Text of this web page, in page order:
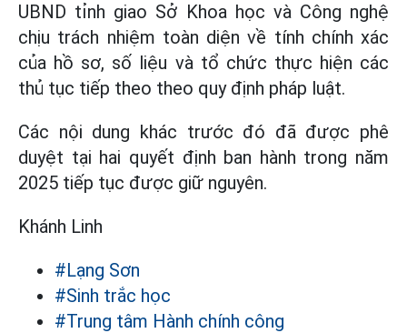
UBND tỉnh giao Sở Khoa học và Công nghệ
chịu trách nhiệm toàn diện về tính chính xác
của hồ sơ, số liệu và tổ chức thực hiện các
thủ tục tiếp theo theo quy định pháp luật.
Các nội dung khác trước đó đã được phê
duyệt tại hai quyết định ban hành trong năm
2025 tiếp tục được giữ nguyên.
Khánh Linh
#Lạng Sơn
#Sinh trắc học
#Trung tâm Hành chính công